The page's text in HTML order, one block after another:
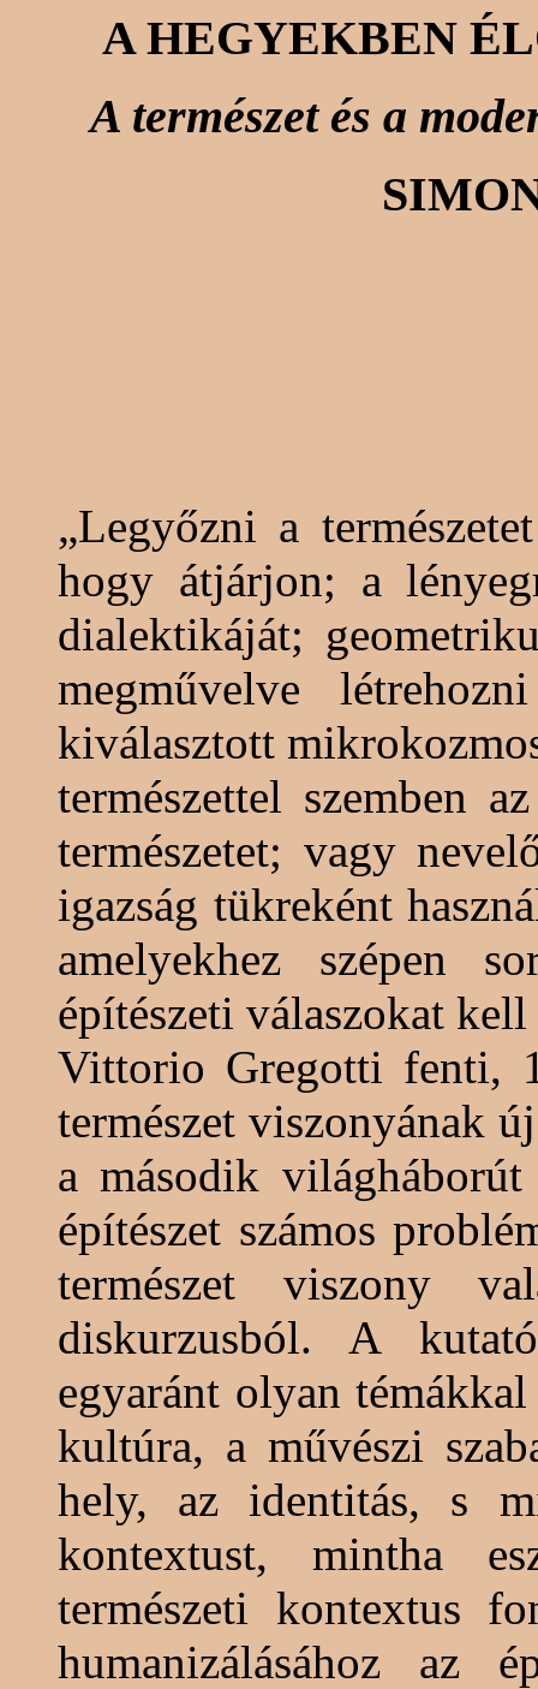
A HEGYEKBEN
A természet és a
„Legyőzni a
hogy átjárjon; a
dialektikáját;
megművelve
kiválasztott
természettel szemben
természetet; vagy
igazság tükreként
amelyekhez szépen
építészeti válaszokat
Vittorio Gregotti fenti,
természet viszonyának
a második
építészet számos
természet viszony
diskurzusból. A
egyaránt olyan
kultúra, a művészi
hely, az identitás, s
kontextust, mintha
természeti kontextus
humanizálásához az